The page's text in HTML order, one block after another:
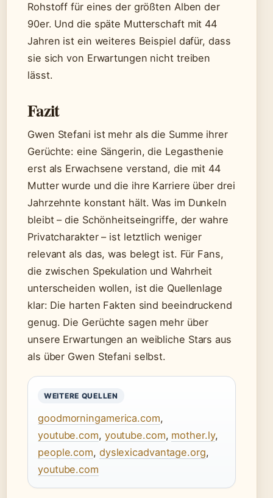
Rohstoff für eines der größten Alben der
90er. Und die späte Mutterschaft mit 44
Jahren ist ein weiteres Beispiel dafür, dass
sie sich von Erwartungen nicht treiben
lässt.
Fazit
Gwen Stefani ist mehr als die Summe ihrer
Gerüchte: eine Sängerin, die Legasthenie
erst als Erwachsene verstand, die mit 44
Mutter wurde und die ihre Karriere über drei
Jahrzehnte konstant hält. Was im Dunkeln
bleibt – die Schönheitseingriffe, der wahre
Privatcharakter – ist letztlich weniger
relevant als das, was belegt ist. Für Fans,
die zwischen Spekulation und Wahrheit
unterscheiden wollen, ist die Quellenlage
klar: Die harten Fakten sind beeindruckend
genug. Die Gerüchte sagen mehr über
unsere Erwartungen an weibliche Stars aus
als über Gwen Stefani selbst.
WEITERE QUELLEN
goodmorningamerica.com,
youtube.com, youtube.com, mother.ly,
people.com, dyslexicadvantage.org,
youtube.com